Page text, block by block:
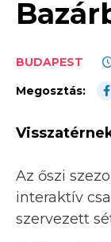
BUDAPEST
Megosztás:
Az őszi
interaktív
szervezett